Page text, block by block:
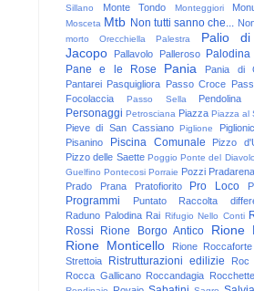
Sillano
Monte Tondo Monteggiori
Mosceta Mtb Non tutti sanno che...
morto
Orecchiella Palestra
Palio
Jacopo
Pallavolo Palleroso Palodina
Pane e le Rose Pania
Pania di
Pantarei Pasquigliora Passo Croce
Focolaccia
Passo Sella Pendolina
Personaggi Petrosciana Piazza Piazza al
Pieve di San Cassiano Piglione
Pisanino Piscina Comunale
Pizzo
Pizzo delle Saette Poggio Ponte del Diavolo
Guelfino Pontecosi Porraie Pozzi Pradarena
Prado
Prana Pratofiorito Pro Loco
Programmi Puntato
Raccolta
Raduno Palodina Rai Rifugio Nello Conti
Rossi
Rione Borgo Antico
Rione
Rione Monticello
Rione Roccaforte
Strettoia
Ristrutturazioni edilizie
Roc
Rocca Gallicano Roccandagia Rocchette